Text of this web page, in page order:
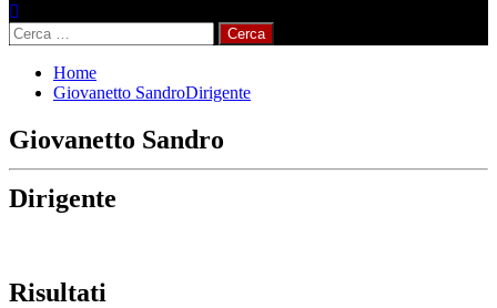
Ricerca
per:
Home
Giovanetto SandroDirigente
Giovanetto Sandro
Dirigente
Risultati